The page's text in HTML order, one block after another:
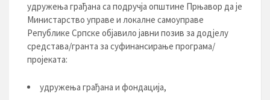
удружења грађана са подручја општине Прњавор да је
Министарство управе и локалне самоуправе
Републике Српске објавило јавни позив за додјелу
средстава/гранта за суфинансирање програма/
пројеката:
удружења грађана и фондација,